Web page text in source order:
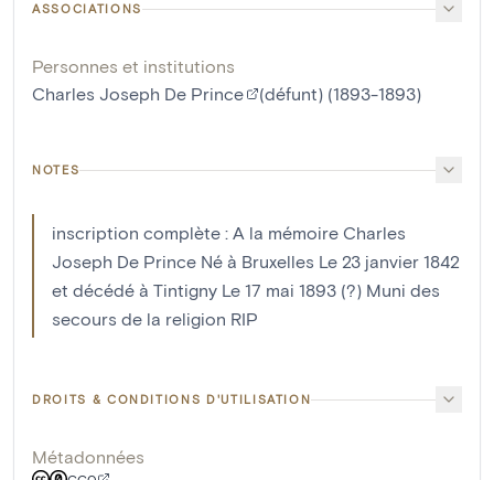
ASSOCIATIONS
Personnes et institutions
Charles Joseph De Prince
(défunt) (1893-1893)
NOTES
inscription complète : A la mémoire Charles
Joseph De Prince Né à Bruxelles Le 23 janvier 1842
et décédé à Tintigny Le 17 mai 1893 (?) Muni des
secours de la religion RIP
DROITS & CONDITIONS D'UTILISATION
Métadonnées